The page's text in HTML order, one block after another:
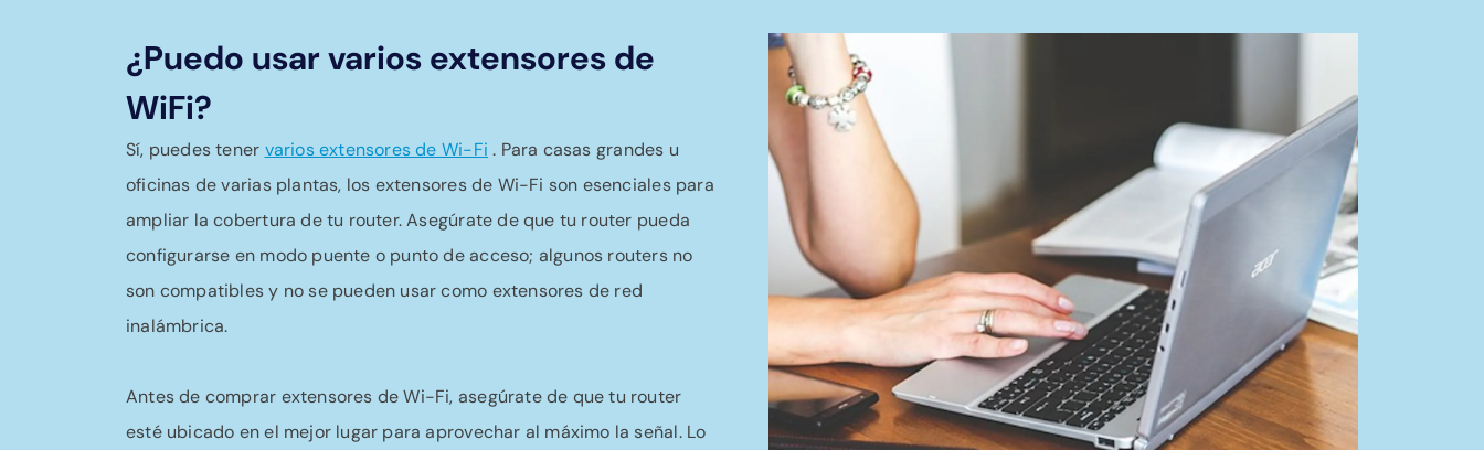
¿Puedo usar varios extensores de
WiFi?
Sí, puedes tener varios extensores de Wi-Fi . Para casas grandes u
oficinas de varias plantas, los extensores de Wi-Fi son esenciales para
ampliar la cobertura de tu router. Asegúrate de que tu router pueda
configurarse en modo puente o punto de acceso; algunos routers no
son compatibles y no se pueden usar como extensores de red
inalámbrica.
Antes de comprar extensores de Wi-Fi, asegúrate de que tu router
esté ubicado en el mejor lugar para aprovechar al máximo la señal. Lo